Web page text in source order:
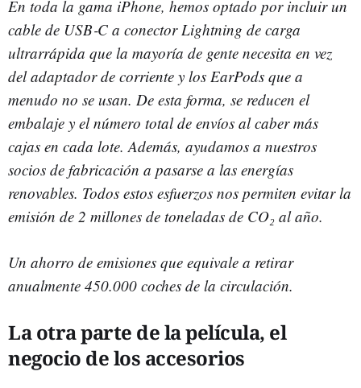
En toda la gama iPhone, hemos optado por incluir un
cable de USB‑C a conector Lightning de carga
ultrarrápida que la mayoría de gente necesita en vez
del adaptador de corriente y los EarPods que a
menudo no se usan. De esta forma, se reducen el
embalaje y el número total de envíos al caber más
cajas en cada lote. Además, ayudamos a nuestros
socios de fabricación a pasarse a las energías
renovables. Todos estos esfuerzos nos permiten evitar la
emisión de 2 millones de toneladas de CO₂ al año.
Un ahorro de emisiones que equivale a retirar
anualmente 450.000 coches de la circulación.
La otra parte de la película, el
negocio de los accesorios